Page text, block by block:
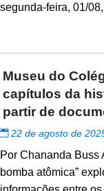
segunda-feira, 01/
Museu do
capítulos da
partir de
22 de agosto de
Por Chananda Buss
bomba atômica”